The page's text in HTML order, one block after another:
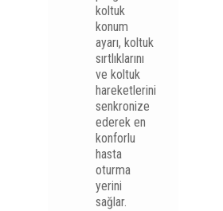
koltuk
konum
ayarı, koltuk
sırtlıklarını
ve koltuk
hareketlerini
senkronize
ederek en
konforlu
hasta
oturma
yerini
sağlar.